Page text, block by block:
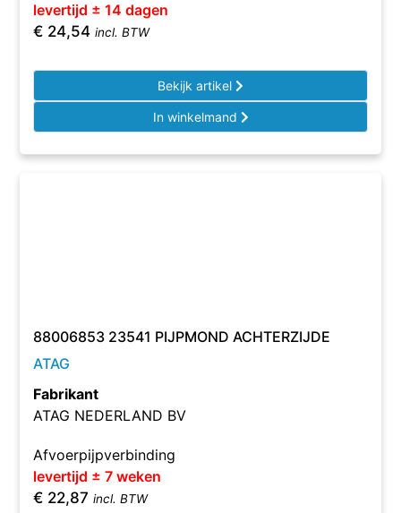
levertijd ± 14 dagen
€ 24,54 incl. BTW
Bekijk artikel
In winkelmand
88006853 23541 PIJPMOND ACHTERZIJDE
ATAG
Fabrikant
ATAG NEDERLAND BV
Afvoerpijpverbinding
levertijd ± 7 weken
€ 22,87 incl. BTW